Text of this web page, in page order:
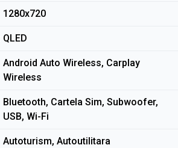
1280x720
QLED
Android Auto Wireless, Carplay
Wireless
Bluetooth, Cartela Sim, Subwoofer,
USB, Wi-Fi
Autoturism, Autoutilitara